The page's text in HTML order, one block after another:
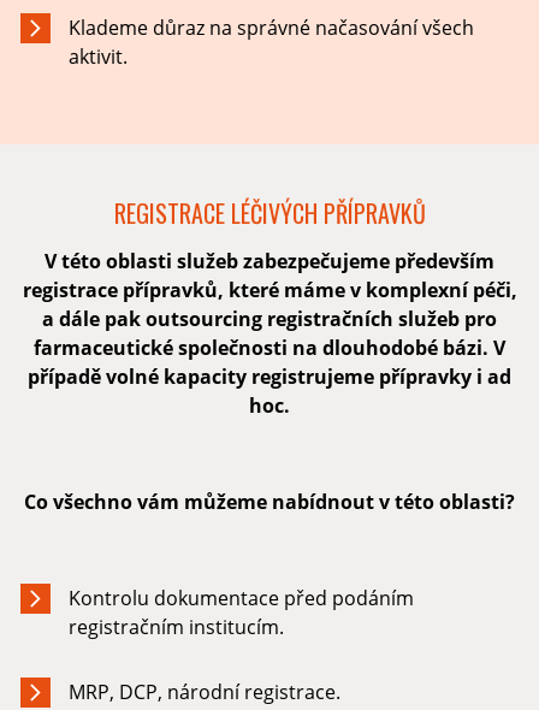
Klademe důraz na správné načasování všech
aktivit.
REGISTRACE LÉČIVÝCH PŘÍPRAVKŮ
V této oblasti služeb zabezpečujeme především
registrace přípravků, které máme v komplexní péči,
a dále pak outsourcing registračních služeb pro
farmaceutické společnosti na dlouhodobé bázi. V
případě volné kapacity registrujeme přípravky i ad
hoc.
Co všechno vám můžeme nabídnout v této oblasti?
Kontrolu dokumentace před podáním
registračním institucím.
MRP, DCP, národní registrace.